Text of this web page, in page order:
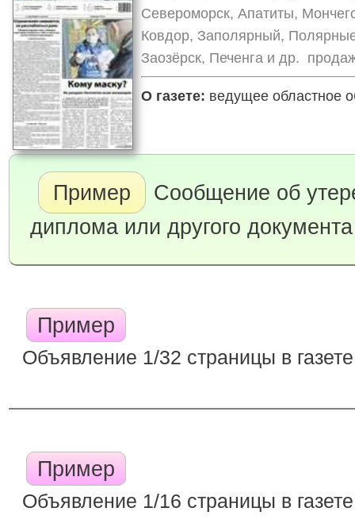
Североморск, Апатиты,
Ковдор, Заполярный,
Заозёрск, Печенга и др.
О газете: ведущее областное
Пример
Сообщение об
диплома или другого документа
Пример
Объявление 1/32 страницы в газете
Пример
Объявление 1/16 страницы в газете